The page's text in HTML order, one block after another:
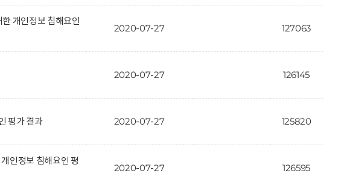
개인정보 침해요인
2020-07-27 127063
2020-07-27 126145
평가 결과 2020-07-27 125820
인정보 침해요인 평
2020-07-27 126595